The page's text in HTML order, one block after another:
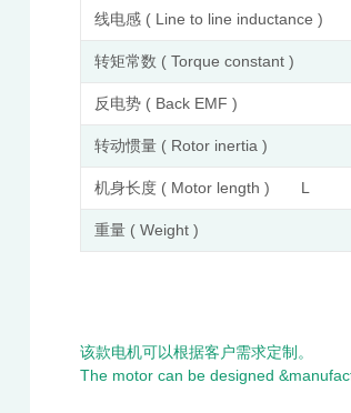
线电感 ( Line to line inductance )
转矩常数 ( Torque constant )
反电势 ( Back EMF )
转动惯量 ( Rotor inertia )
机身长度 ( Motor length ) L
重量 ( Weight )
该款电机可以根据客户需求定制。
The motor can be designed